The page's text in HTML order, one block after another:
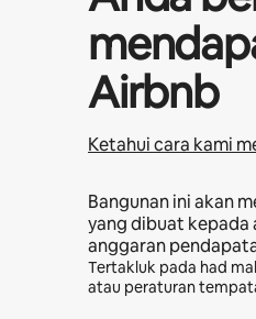
Airbnb
Ketahui cara kami
Bangunan ini akan
yang dibuat kepada
anggaran
Tertakluk pada had
atau peraturan